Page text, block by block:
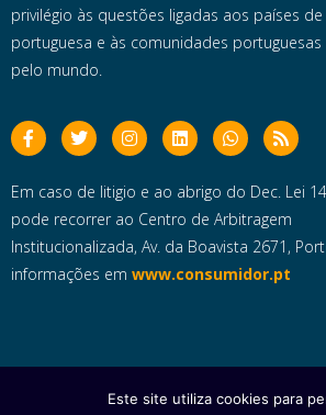
privilégio às questões ligadas aos países de
portuguesa e às comunidades portuguesas
pelo mundo.
Em caso de litigio e ao abrigo do Dec. Lei
pode recorrer ao Centro de Arbitragem
Institucionalizada, Av. da Boavista 2671,
informações em www.consumidor.pt
Copyright © 2025 e- Global Notícias em
Este site utiliza cookies para